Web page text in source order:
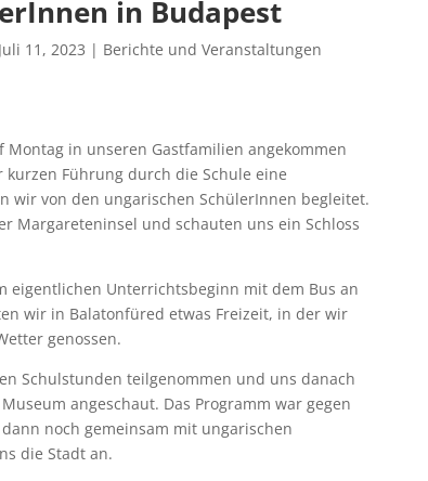
in Budapest
Juli 11, 2023 | Berichte und Veranstaltungen
in unseren Gastfamilien angekommen
Führung durch die Schule eine
wir von den ungarischen SchülerInnen begleitet.
Margareteninsel und schauten uns ein Schloss
eigentlichen Unterrichtsbeginn mit dem Bus an
wir in Balatonfüred etwas Freizeit, in der wir
genossen.
Schulstunden teilgenommen und uns danach
angeschaut. Das Programm war gegen
noch gemeinsam mit ungarischen
die Stadt an.